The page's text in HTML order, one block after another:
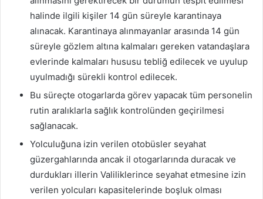
halinde ilgili kişiler 14 gün süreyle karantinaya
alınacak. Karantinaya alınmayanlar arasında 14 gün
süreyle gözlem altına kalmaları gereken vatandaşlara
evlerinde kalmaları hususu tebliğ edilecek ve uyulup
uyulmadığı sürekli kontrol edilecek.
Bu süreçte otogarlarda görev yapacak tüm personelin
rutin aralıklarla sağlık kontrolünden geçirilmesi
sağlanacak.
Yolculuğuna izin verilen otobüsler seyahat
güzergahlarında ancak il otogarlarında duracak ve
durdukları illerin Valiliklerince seyahat etmesine izin
verilen yolcuları kapasitelerinde boşluk olması